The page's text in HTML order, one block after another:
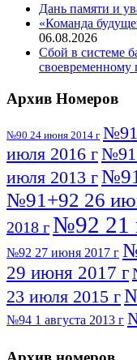
Дань памяти и
«Команда
06.08.2026
Сбой в системе
своевременному
Архив Номеров
№90 24 июня 2014 г №91
июля 2016 г№91
июля 2013 г
№91+92 26
2018 г№92 21
№92 27 июня 2017 г
29 июня 2017 г
23 июля 2015 г
№94 1 августа 2013 г